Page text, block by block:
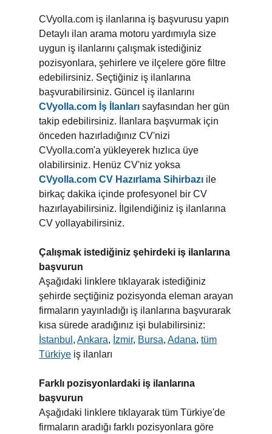
CVyolla.com iş ilanlarına iş başvurusu yapın
Detaylı ilan arama motoru yardımıyla size
uygun iş ilanlarını çalışmak istediğiniz
pozisyonlara, şehirlere ve ilçelere göre filtre
edebilirsiniz. Seçtiğiniz iş ilanlarına
başvurabilirsiniz. Güncel iş ilanlarını
CVyolla.com İş İlanları sayfasından her gün
takip edebilirsiniz. İlanlara başvurmak için
önceden hazırladığınız CV'nizi
CVyolla.com'a yükleyerek hızlıca üye
olabilirsiniz. Henüz CV'niz yoksa
CVyolla.com CV Hazırlama Sihirbazı ile
birkaç dakika içinde profesyonel bir CV
hazırlayabilirsiniz. İlgilendiğiniz iş ilanlarına
CV yollayabilirsiniz.
Çalışmak istediğiniz şehirdeki iş ilanlarına
başvurun
Aşağıdaki linklere tıklayarak istediğiniz
şehirde seçtiğiniz pozisyonda eleman arayan
firmaların yayınladığı iş ilanlarına başvurarak
kısa sürede aradığınız işi bulabilirsiniz:
İstanbul , Ankara, İzmir, Bursa, Adana, tüm
Türkiye iş ilanları
Farklı pozisyonlardaki iş ilanlarına
başvurun
Aşağıdaki linklere tıklayarak tüm Türkiye'de
firmaların aradığı farklı pozisyonlara göre